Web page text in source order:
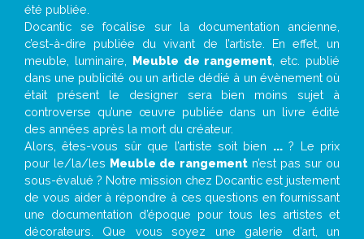
été publiée.
Docantic se focalise sur la documentation ancienne,
c’est-à-dire publiée du vivant de l’artiste. En effet, un
meuble, luminaire, Meuble de rangement , etc. publié
dans une publicité ou un article dédié à un évènement où
était présent le designer sera bien moins sujet à
controverse qu’une œuvre publiée dans un livre édité
des années après la mort du créateur.
Alors, êtes-vous sûr que l’artiste soit bien ...? Le prix
pour le/la/les Meuble de rangementn’est pas sur ou
sous-évalué ? Notre mission chez Docantic est justement
de vous aider à répondre à ces questions en fournissant
une documentation d’époque pour tous les artistes et
décorateurs. Que vous soyez une galerie d’art, un